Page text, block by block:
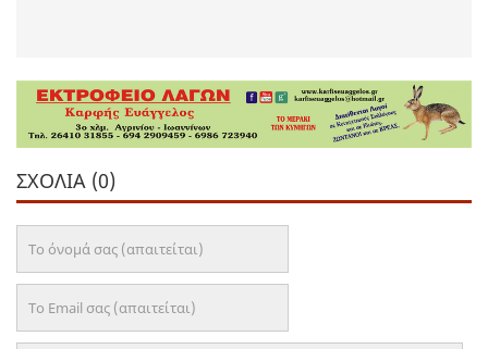
ΣΧΌΛΙΑ (0)